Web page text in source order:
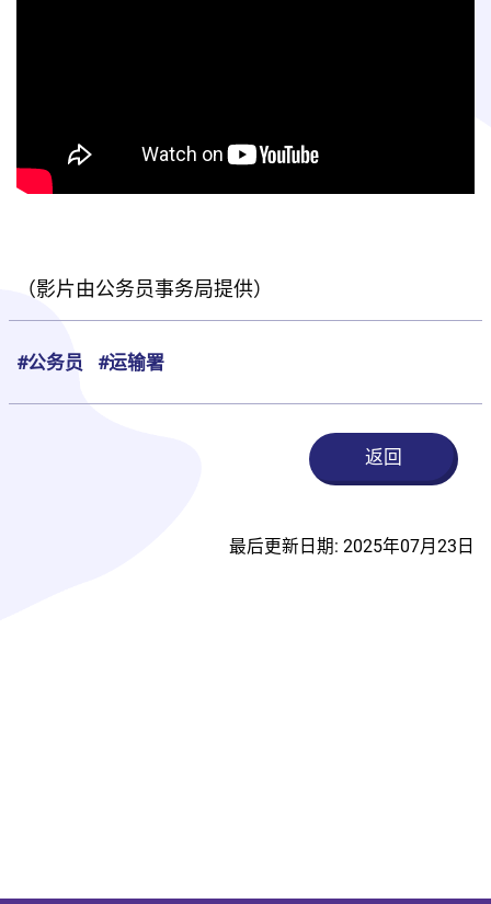
（影片由公务员事务局提供）
#公务员 #运输署
返回
最后更新日期: 2025年07月23日